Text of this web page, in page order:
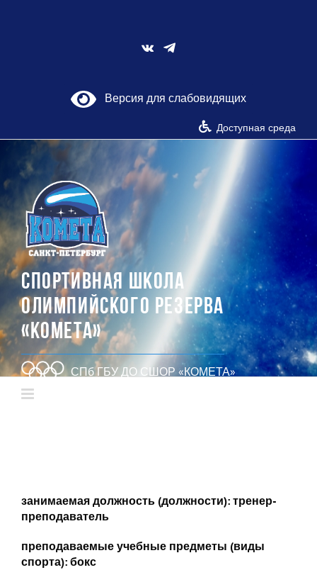
Vk
Версия для слабовидящих
Доступная среда
СПОРТИВНАЯ ШКОЛА
ОЛИМПИЙСКОГО РЕЗЕРВА
«КОМЕТА»
СПб ГБУ ДО СШОР «КОМЕТА»
занимаемая должность (должности): тренер-
преподаватель
преподаваемые учебные предметы (виды
спорта): бокс